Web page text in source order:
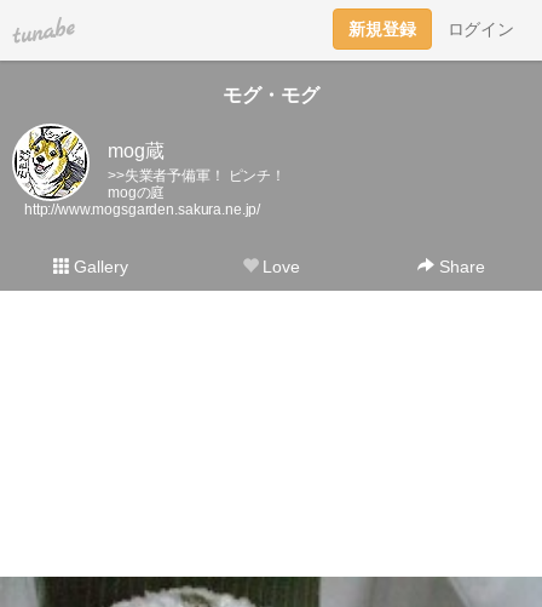
tuna.be 新規登録 ログイン
モグ・モグ
mog蔵
>>失業者予備軍！ ピンチ！
mogの庭
http://www.mogsgarden.sakura.ne.jp/
Gallery Love Share